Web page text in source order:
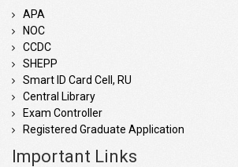
APA
NOC
CCDC
SHEPP
Smart ID Card Cell, RU
Central Library
Exam Controller
Registered Graduate Application
Important Links